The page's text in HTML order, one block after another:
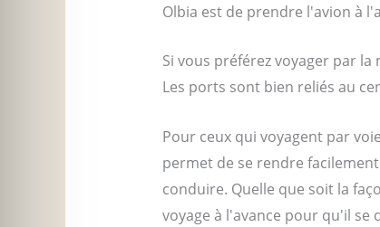
Olbia est de prendre l'avion à
Si vous préférez voyager par
Les ports sont bien reliés au
Pour ceux qui voyagent par
permet de se rendre
conduire. Quelle que soit la
voyage à l'avance pour qu'il se